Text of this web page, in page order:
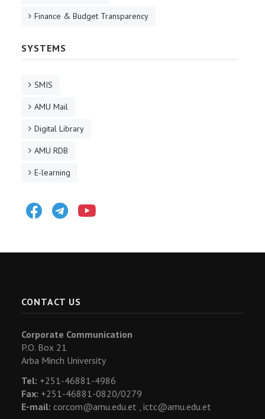
Finance & Budget Transparency
SYSTEMS
SMIS
AMU Mail
Digital Library
AMU RDB
E-learning
FacebookTelegram
CONTACT US
Corporate Communication
P.O. Box 21
Arba Minch University
Tel: +251-46881-4986
Fax: +251-46881-0820/0279
E-mail: corcom@amu.edu.et , ictc@amu.edu.et